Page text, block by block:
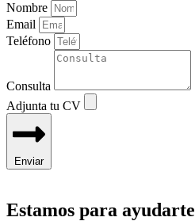
Nombre
Email
Teléfono
Consulta
Adjunta tu CV
Enviar
Estamos para ayudarte